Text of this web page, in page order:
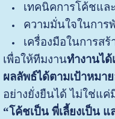
เทคนิคการโค้ชแล
ความมั่นใจในกา
เครื่องมือในการส
เพื่อให้ทีมงานทำงานได้
ผลลัพธ์ได้ตามเป้าหมา
อย่างยั่งยืนได้ ไม่ใช่แค่
“โค้ชเป็น พี่เลี้ยงเป็น